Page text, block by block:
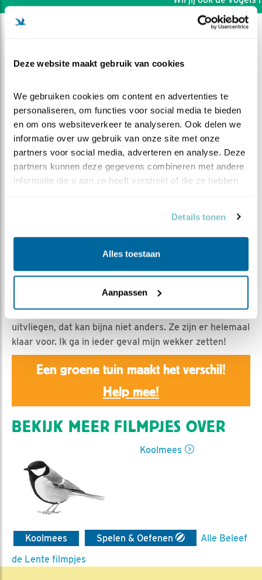
Deze website maakt gebruik van cookies
We gebruiken cookies om content en advertenties te
personaliseren, om functies voor social media te bieden
en om ons websiteverkeer te analyseren. Ook delen we
informatie over uw gebruik van onze site met onze
partners voor social media, adverteren en analyse. Deze
partners kunnen deze gegevens combineren met andere
informatie die u aan ze heeft verstrekt of die ze hebben
Details tonen
Alles toestaan
Aanpassen
Veel te goed kosthuis
Bewaar dit filmpje|
1086x
De koolmeesjes hebben een goed kosthuis, dus waarom
zouden ze dat verlaten? Toch zullen ze morgen
uitvliegen, dat kan bijna niet anders. Ze zijn er helemaal
klaar voor. Ik ga in ieder geval mijn wekker zetten!
Een groene tuin maakt het verschil!
Help mee!
BEKIJK MEER FILMPJES OVER
Koolmees
Koolmees Spelen & Oefenen
Alle Beleef
de Lente filmpjes